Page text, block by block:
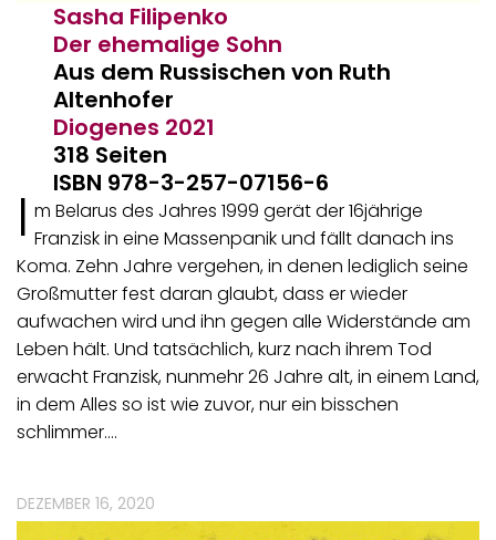
Sasha Filipenko
Der ehemalige Sohn
Aus dem Russischen von Ruth
Altenhofer
Diogenes 2021
318 Seiten
ISBN 978-3-257-07156-6
I m Belarus des Jahres 1999 gerät der 16jährige
Franzisk in eine Massenpanik und fällt danach ins
Koma. Zehn Jahre vergehen, in denen lediglich seine
Großmutter fest daran glaubt, dass er wieder
aufwachen wird und ihn gegen alle Widerstände am
Leben hält. Und tatsächlich, kurz nach ihrem Tod
erwacht Franzisk, nunmehr 26 Jahre alt, in einem Land,
in dem Alles so ist wie zuvor, nur ein bisschen
schlimmer.…
DEZEMBER 16, 2020